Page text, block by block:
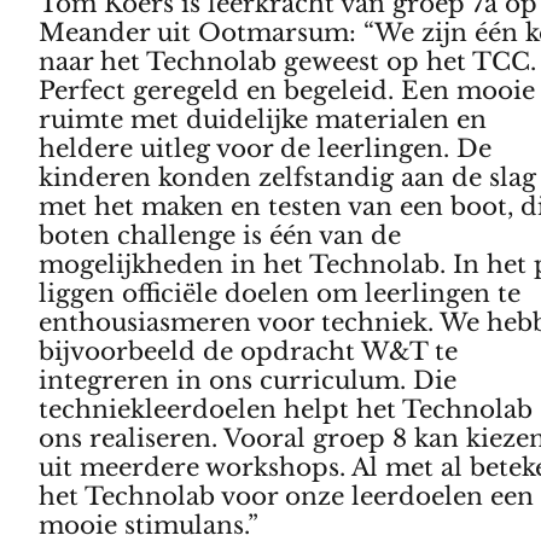
Meander uit Ootmarsum: “We zijn één
naar het Technolab geweest op het TCC.
Perfect geregeld en begeleid. Een mooie
ruimte met duidelijke materialen en
heldere uitleg voor de leerlingen. De
kinderen konden zelfstandig aan de slag
met het maken en testen van een boot,
boten challenge is één van de
mogelijkheden in het Technolab. In het
liggen officiële doelen om leerlingen te
enthousiasmeren voor techniek. We
bijvoorbeeld de opdracht W&T te
integreren in ons curriculum. Die
techniekleerdoelen helpt het Technolab
ons realiseren. Vooral groep 8 kan
uit meerdere workshops. Al met al
het Technolab voor onze leerdoelen een
mooie stimulans.”